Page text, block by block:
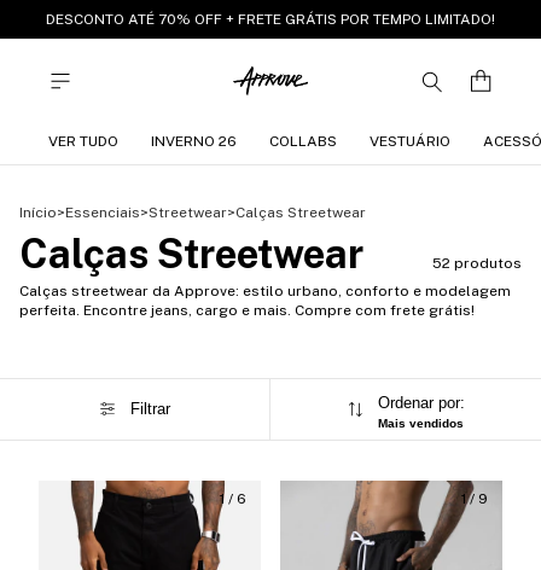
DESCONTO ATÉ 70% OFF + FRETE GRÁTIS POR TEMPO LIMITADO!
VER TUDO INVERNO 26 COLLABS VESTUÁRIO
Início>Essenciais>Streetwear>Calças Streetwear
Calças Streetwear
52 produtos
Calças streetwear da Approve: estilo urbano, conforto e modelagem
perfeita. Encontre jeans, cargo e mais. Compre com frete grátis!
Filtrar Ordenar por:
Mais vendidos
1 / 6 1/ 9